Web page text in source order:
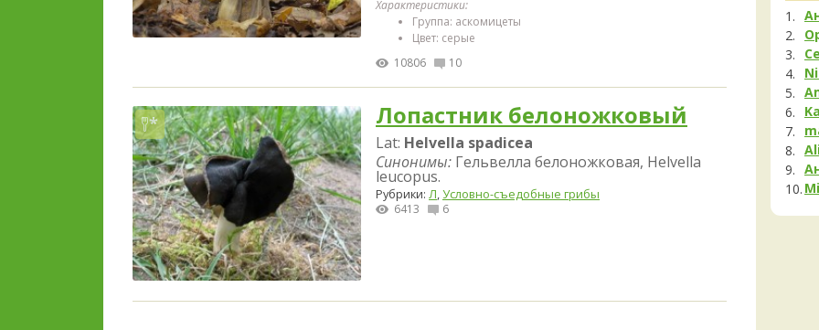
Характеристики:
Группа: аскомицеты
Цвет: серые
10806
10
Лопастник белоножковый
Lat: Helvella spadicea
Синонимы: Гельвелла белоножковая, Helvella
leucopus.
Рубрики: Л Условно-съедобные грибы
6413 6
края
1 день